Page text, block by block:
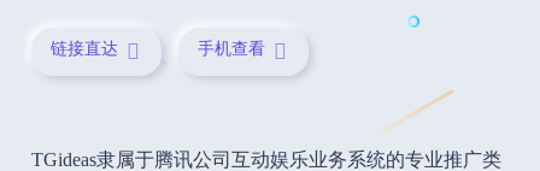
链接直达 手机查看
TGideas隶属于腾讯公司互动娱乐业务系统的专业推广类